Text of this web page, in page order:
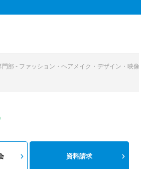
部 - ファッション・ヘアメイク・デザイン・映
資料請求